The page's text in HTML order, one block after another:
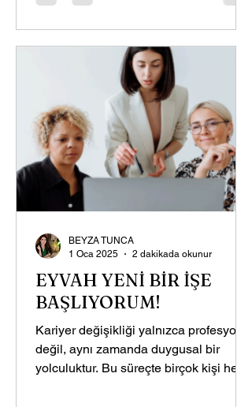
EYVAH YENİ BİR İŞE
BAŞLIYORUM!
Kariyer değişikliği yalnızca profesyonel
değil, aynı zamanda duygusal bir
yolculuktur. Bu süreçte birçok kişi hem
BEYZA TUNCA
1 Oca 2025
2 dakikada okunur